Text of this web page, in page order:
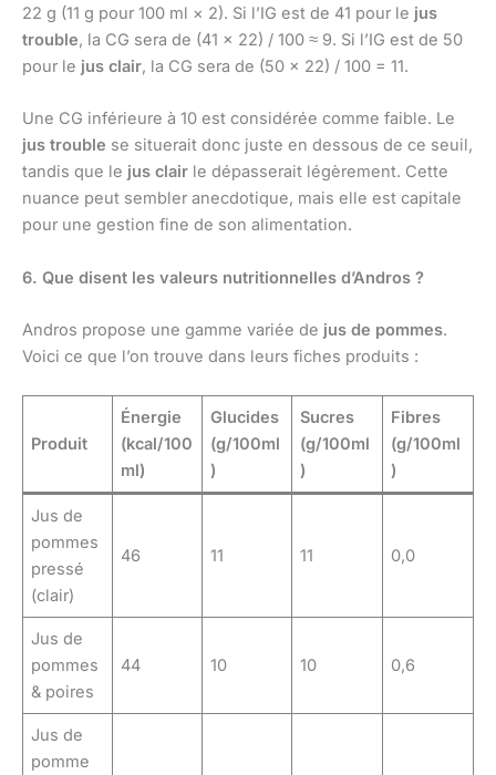
22 g (11 g pour 100 ml × 2). Si l’IG est de 41 pour le jus
trouble, la CG sera de (41 × 22) / 100 ≈ 9. Si l’IG est de 50
pour le jus clair, la CG sera de (50 × 22) / 100 = 11.
Une CG inférieure à 10 est considérée comme faible. Le
jus trouble se situerait donc juste en dessous de ce seuil,
tandis que le jus clair le dépasserait légèrement. Cette
nuance peut sembler anecdotique, mais elle est capitale
pour une gestion fine de son alimentation.
6. Que disent les valeurs nutritionnelles d’Andros ?
Andros propose une gamme variée de jus de pommes.
Voici ce que l’on trouve dans leurs fiches produits :
Produit
Énergie
(kcal/100
ml)
Glucides
(g/100ml
)
Sucres
(g/100ml
)
Fibres
(g/100ml
)
Jus de
pommes
pressé
(clair)
46 11 11 0,0
Jus de
pommes
& poires
44 10 10 0,6
Jus de
pomme